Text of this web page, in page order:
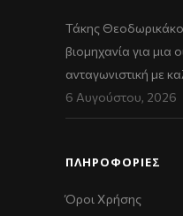
Τάκης
βιομηχανία για μια
ανταγωνιστική με
6 Αυγούστου, 2026
ΠΛΗΡΟΦΟΡΙΕΣ
Όροι Χρήσης